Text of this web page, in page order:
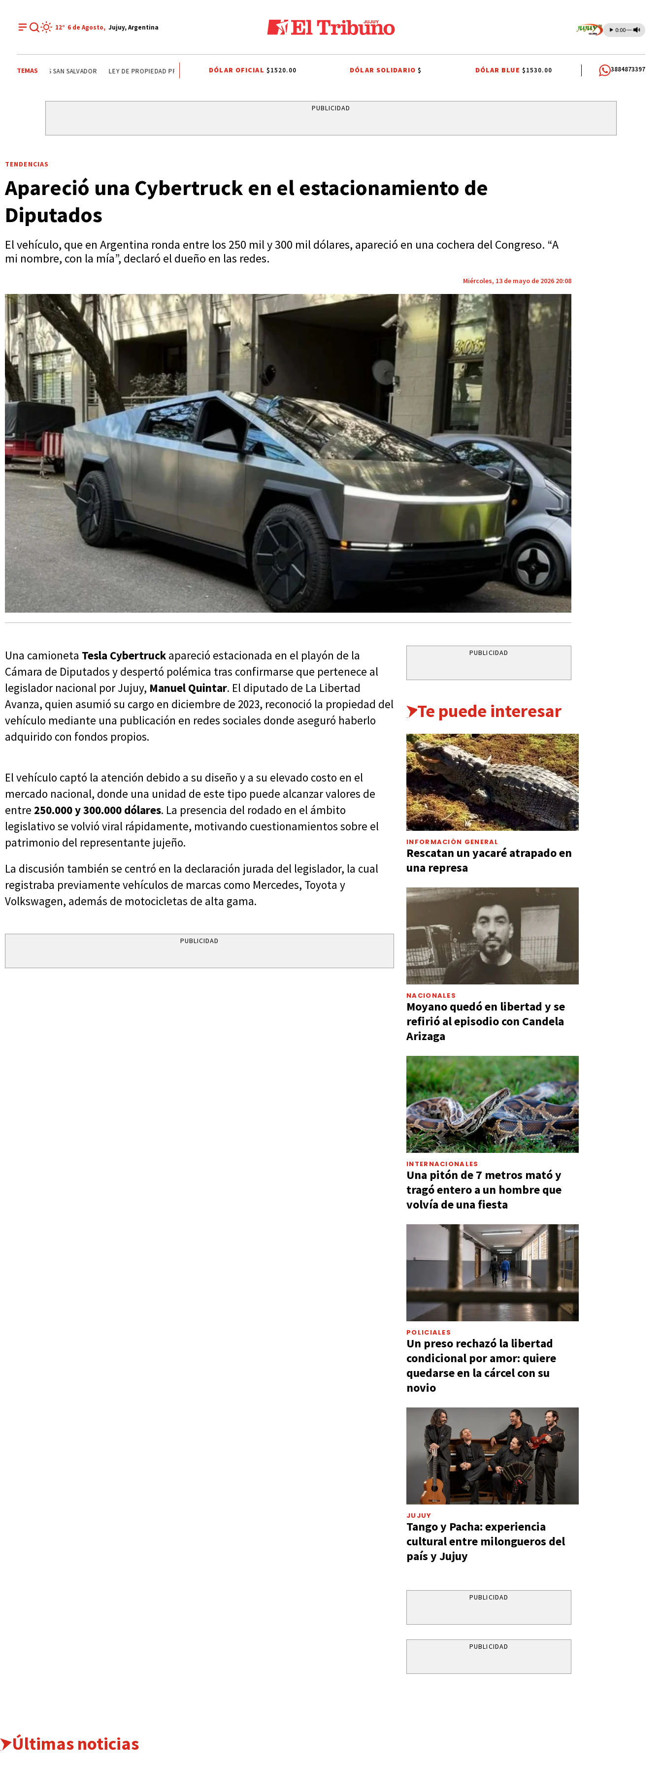
12° 6 de Agosto, Jujuy, Argentina 0:00
TEMAS CARLOS SADIR ALTO COMEDERO PREMIOS SAN SALVADOR LEY DE PROPIEDAD PRIVADA LEY DE TIERRAS CANDELA ARIZAGA TALLERES DE OFICIOS FIESTAS PATRONALES FIESTAS
DÓLAR OFICIAL $1520.00 DÓLAR SOLIDARIO$ DÓLAR BLUE $1530.00 3884873397
PUBLICIDAD
TENDENCIAS
Apareció una Cybertruck en el estacionamiento de
Diputados
El vehículo, que en Argentina ronda entre los 250 mil y 300 mil dólares, apareció en una cochera del Congreso. “A
mi nombre, con la mía”, declaró el dueño en las redes.
Miércoles, 13 de mayo de 2026 20:08
Una camioneta Tesla Cybertruck apareció estacionada en el playón de la
Cámara de Diputados y despertó polémica tras confirmarse que pertenece al
legislador nacional por Jujuy, Manuel Quintar. El diputado de La Libertad
Avanza, quien asumió su cargo en diciembre de 2023, reconoció la propiedad del
vehículo mediante una publicación en redes sociales donde aseguró haberlo
adquirido con fondos propios.
El vehículo captó la atención debido a su diseño y a su elevado costo en el
mercado nacional, donde una unidad de este tipo puede alcanzar valores de
entre 250.000 y 300.000 dólares. La presencia del rodado en el ámbito
legislativo se volvió viral rápidamente, motivando cuestionamientos sobre el
patrimonio del representante jujeño.
La discusión también se centró en la declaración jurada del legislador, la cual
registraba previamente vehículos de marcas como Mercedes, Toyota y
Volkswagen, además de motocicletas de alta gama.
PUBLICIDAD
PUBLICIDAD
Te puede interesar
INFORMACIÓN GENERAL
Rescatan un yacaré atrapado en
una represa
NACIONALES
Moyano quedó en libertad y se
refirió al episodio con Candela
Arizaga
INTERNACIONALES
Una pitón de 7 metros mató y
tragó entero a un hombre que
volvía de una fiesta
POLICIALES
Un preso rechazó la libertad
condicional por amor: quiere
quedarse en la cárcel con su
novio
JUJUY
Tango y Pacha: experiencia
cultural entre milongueros del
país y Jujuy
PUBLICIDAD
PUBLICIDAD
Últimas noticias